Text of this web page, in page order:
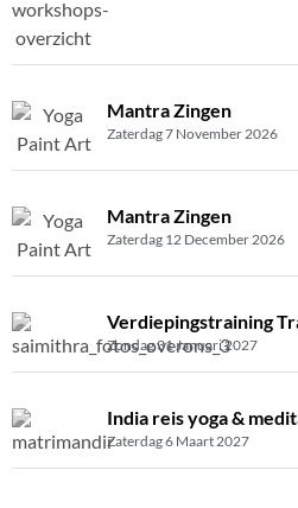
Mantra Zingen
Zaterdag 7 November 2026
Mantra Zingen
Zaterdag 12 December 2026
Verdiepingstraining
Zondag 31 Januari 2027
India reis yoga &
Zaterdag 6 Maart 2027